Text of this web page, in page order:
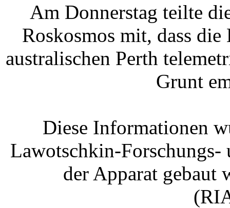
Am Donnerstag teilte
Roskosmos mit, dass
australischen Perth
Grunt
Diese Informationen
Lawotschkin-
der Apparat gebaut